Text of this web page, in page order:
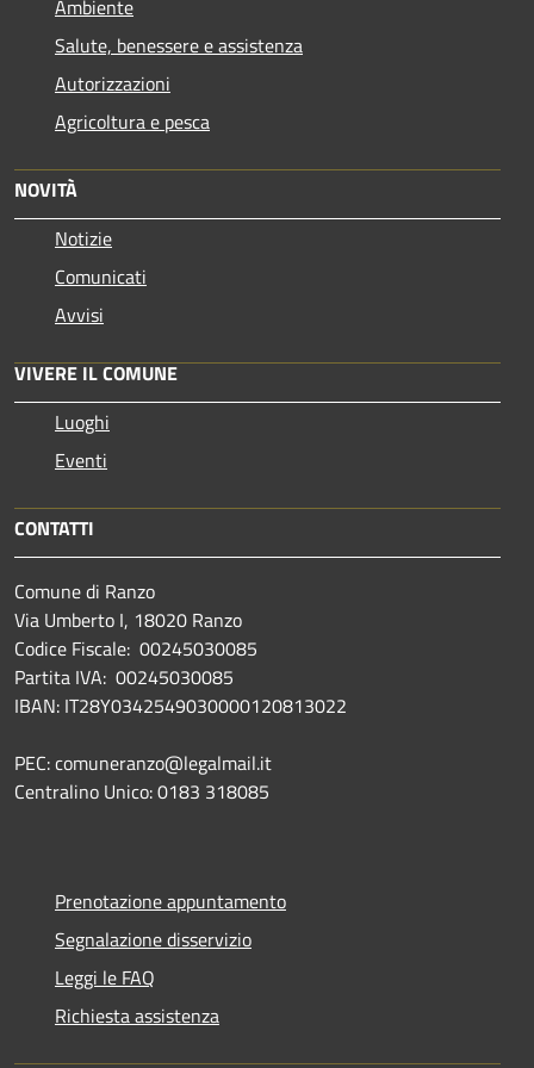
Ambiente
Salute, benessere e assistenza
Autorizzazioni
Agricoltura e pesca
NOVITÀ
Notizie
Comunicati
Avvisi
VIVERE IL COMUNE
Luoghi
Eventi
CONTATTI
Comune di Ranzo
Via Umberto I, 18020 Ranzo
Codice Fiscale: 00245030085
Partita IVA: 00245030085
IBAN: IT28Y0342549030000120813022
PEC: comuneranzo@legalmail.it
Centralino Unico: 0183 318085
Prenotazione appuntamento
Segnalazione disservizio
Leggi le FAQ
Richiesta assistenza